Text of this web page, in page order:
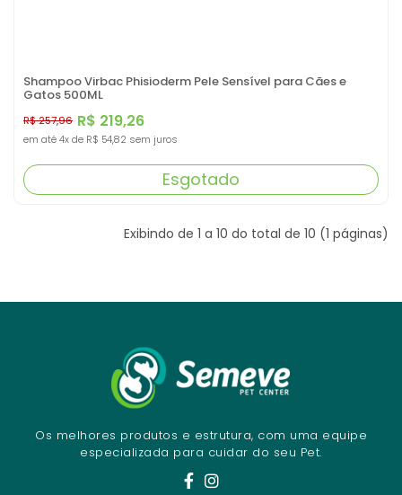
Shampoo Virbac Phisioderm Pele Sensível para Cães e
Gatos 500ML
R$ 219,26
R$ 257,96
em até 4x de R$ 54,82 sem juros
Esgotado
Exibindo de 1 a 10 do total de 10 (1 páginas)
Os melhores produtos e estrutura, com uma equipe
especializada para cuidar do seu Pet.